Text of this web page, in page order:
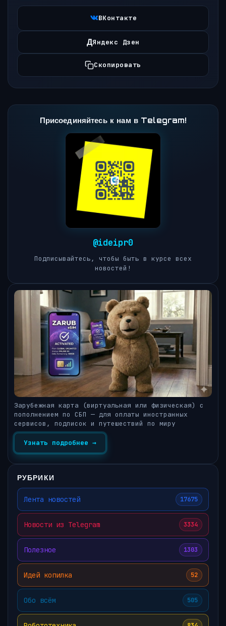
ВКонтакте
ДЯндекс Дзен
Скопировать
Присоединяйтесь к нам в Telegram!
@ideipr0
Подписывайтесь, чтобы быть в курсе всех
новостей!
Зарубежная карта (виртуальная или физическая) с
пополнением по СБП — для оплаты иностранных
сервисов, подписок и путешествий по миру
Узнать подробнее →
РУБРИКИ
Лента новостей 17675
Новости из Telegram 3334
Полезное 1303
Идей копилка 52
Обо всём 505